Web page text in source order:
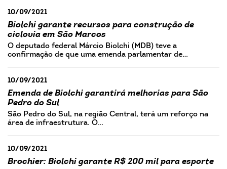
10/09/2021
Biolchi garante recursos para construção de
ciclovia em São Marcos
O deputado federal Márcio Biolchi (MDB) teve a
confirmação de que uma emenda parlamentar de…
10/09/2021
Emenda de Biolchi garantirá melhorias para São
Pedro do Sul
São Pedro do Sul, na região Central, terá um reforço na
área de infraestrutura. O…
10/09/2021
Brochier: Biolchi garante R$ 200 mil para esporte